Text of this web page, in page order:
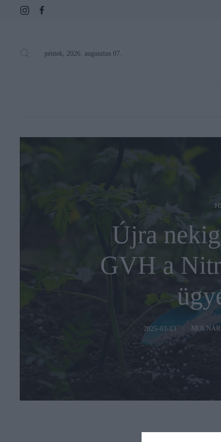
péntek, 2026. augusztus 07.
Újra
GVH a
2025-03-13